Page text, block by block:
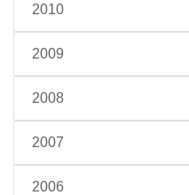
2010
2009
2008
2007
2006